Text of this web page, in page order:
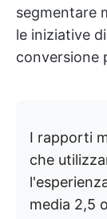
segmentare
le iniziative
conversione
I rapporti
che
media 2,5